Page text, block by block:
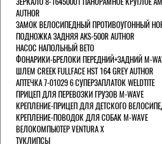
AUTHOR
ЗАМОК ВЕЛОСИПЕДНЫЙ ПРОТИВОУГОННЫЙ
ПОДНОЖКА ЗАДНЯЯ AKS-500R AUTHOR
НАСОС НАПОЛЬНЫЙ BETO
ФОНАРИКИ-БРЕЛОКИ ПЕРЕДНИЙ+ЗАДНИЙ M-
ШЛЕМ CREEK FULLFACE HST 164 GREY AUTHOR
АПТЕЧКА 7-01029 6 СУПЕРЗАПЛАТОК WELDTITE
ПРИЦЕП ДЛЯ ПЕРЕВОЗКИ ГРУЗОВ M-WAVE
КРЕПЛЕНИЕ-ПРИЦЕП ДЛЯ ДЕТСКОГО
КРЕПЛЕНИЕ-ПОВОДОК ДЛЯ СОБАК M-WAVE
ВЕЛОКОМПЬЮТЕР VENTURA Х
ТУКЛИПСЫ